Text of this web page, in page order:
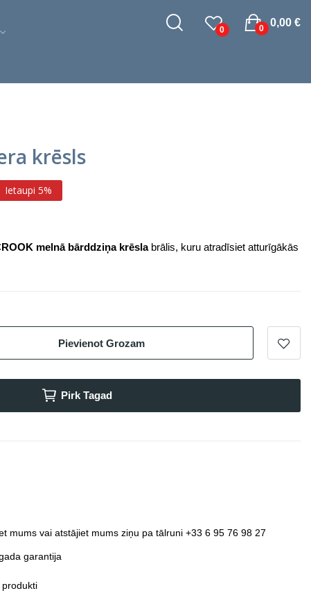
0
0,00 €
0
krēsls
Ietaupi 5%
melnā bārddziņa krēslabrālis, kuru atradīsiet atturīgākās
Pievienot Grozam
Pirk Tagad
mums vai atstājiet mums ziņu pa tālruni +33 6 95 76 98 27
garantija
produkti